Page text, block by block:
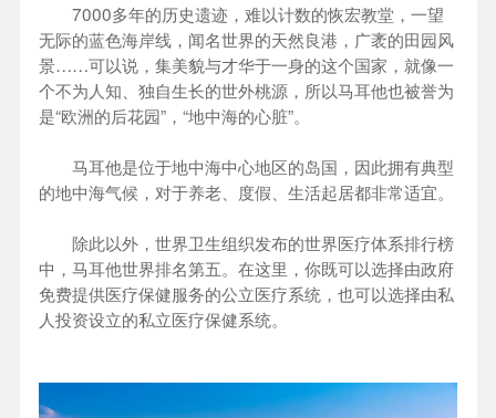
7000多年的历史遗迹，难以计数的恢宏教堂，一望
无际的蓝色海岸线，闻名世界的天然良港，广袤的田园风
景……可以说，集美貌与才华于一身的这个国家，就像一
个不为人知、独自生长的世外桃源，所以马耳他也被誉为
是“欧洲的后花园”，“地中海的心脏”。
马耳他是位于地中海中心地区的岛国，因此拥有典型
的地中海气候，对于养老、度假、生活起居都非常适宜。
除此以外，世界卫生组织发布的世界医疗体系排行榜
中，马耳他世界排名第五。在这里，你既可以选择由政府
免费提供医疗保健服务的公立医疗系统，也可以选择由私
人投资设立的私立医疗保健系统。